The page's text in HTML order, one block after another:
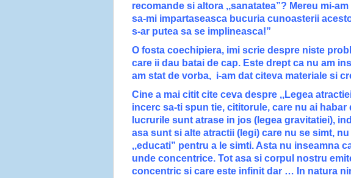
recomande si altora ,,sanatatea”? Mereu mi-
sa-mi impartaseasca bucuria cunoasterii
s-ar putea sa se implineasca!”
O fosta coechipiera, imi scrie despre niste
care ii dau batai de cap. Este drept ca nu am
am stat de vorba, i-am dat citeva materiale si
Cine a mai citit cite ceva despre ,,Legea
incerc sa-ti spun tie, cititorule, care nu ai habar
lucrurile sunt atrase in jos (legea gravitatiei),
asa sunt si alte atractii (legi) care nu se simt,
,,educati” pentru a le simti. Asta nu inseamna
unde concentrice. Tot asa si corpul nostru
concentric si care este infinit dar … In natura